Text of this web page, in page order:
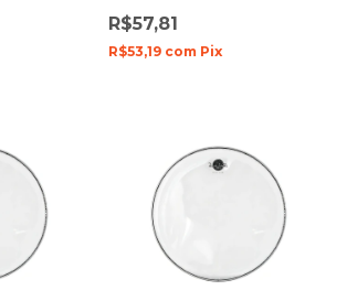
DUPLO
R$57,81
R$53,19 com Pix